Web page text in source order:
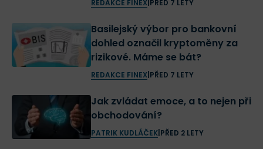
REDAKCE FINEX| PŘED 7 LETY
Basilejský výbor pro bankovní
dohled označil kryptoměny za
rizikové. Máme se bát?
REDAKCE FINEX| PŘED 7 LETY
Jak zvládat emoce, a to nejen při
obchodování?
PATRIK KUDLÁČEK| PŘED 2 LETY